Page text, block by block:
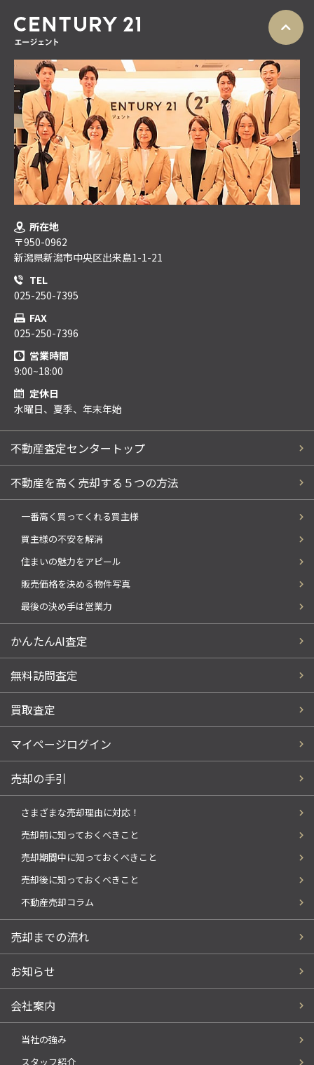
所在地
〒950-0962
新潟県新潟市中央区出来島1-1-21
TEL
025-250-7395
FAX
025-250-7396
営業時間
9:00~18:00
定休日
水曜日、夏季、年末年始
不動産査定センタートップ
不動産を高く売却する５つの方法
一番高く買ってくれる買主様
買主様の不安を解消
住まいの魅力をアピール
販売価格を決める物件写真
最後の決め手は営業力
かんたんAI査定
無料訪問査定
買取査定
マイページログイン
売却の手引
さまざまな売却理由に対応！
売却前に知っておくべきこと
売却期間中に知っておくべきこと
売却後に知っておくべきこと
不動産売却コラム
売却までの流れ
お知らせ
会社案内
当社の強み
スタッフ紹介